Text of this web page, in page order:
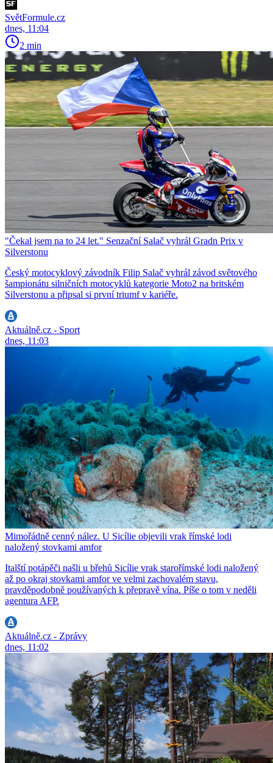
SvětFormule.cz
dnes, 11:04
2 min
"Čekal jsem na to 24 let." Senzační Salač vyhrál Gradn Prix v
Silverstonu
Český motocyklový závodník Filip Salač vyhrál závod světového
šampionátu silničních motocyklů kategorie Moto2 na britském
Silverstonu a připsal si první triumf v kariéře.
Aktuálně.cz - Sport
dnes, 11:03
Mimořádně cenný nález. U Sicílie objevili vrak římské lodi
naložený stovkami amfor
Italští potápěči našli u břehů Sicílie vrak starořímské lodi naložený
až po okraj stovkami amfor ve velmi zachovalém stavu,
pravděpodobně používaných k přepravě vína. Píše o tom v neděli
agentura AFP.
Aktuálně.cz - Zprávy
dnes, 11:02